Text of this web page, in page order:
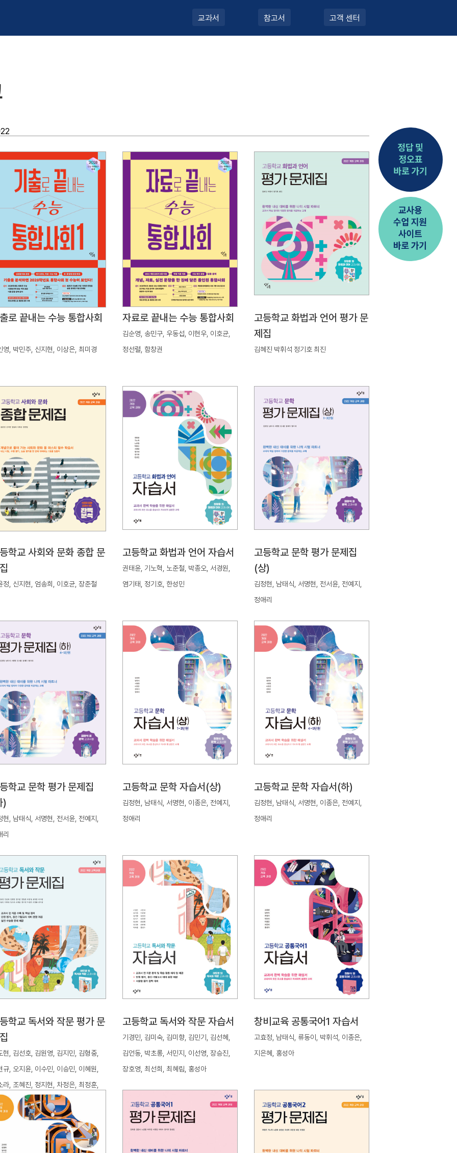
교과서 참고서 고객 센터
로 끝내는 수능 통합사회
영, 박민주, 신지현, 이상은, 최미경
자료로 끝내는 수능 통합사회
김순영, 송민구, 우동섭, 이현우, 이호균,
정선렬, 함창권
고등학교 화법과 언어 평가 문
제집
김혜진 박휘석 정기호 최진
학교 사회와 문화 종합 문
정, 신지현, 엄송희, 이호균, 장준철
고등학교 화법과 언어 자습서
권태윤, 기노혁, 노준철, 박종오, 서경원,
염기태, 정기호, 한성민
고등학교 문학 평가 문제집
(상)
김정현, 남태식, 서명현, 전서윤, 전예지,
정애리
학교 문학 평가 문제집
)
현, 남태식, 서명현, 전서윤, 전예지,
리
고등학교 문학 자습서(상)
김정현, 남태식, 서명현, 이종은, 전예지,
정애리
고등학교 문학 자습서(하)
김정현, 남태식, 서명현, 이종은, 전예지,
정애리
학교 독서와 작문 평가 문
현, 김선호, 김원영, 김지민, 김형중,
규, 오지윤, 이수민, 이승민, 이혜원,
라, 조혜진, 정지현, 차정은, 최정훈,
연
고등학교 독서와 작문 자습서
기경민, 김미숙, 김미향, 김민기, 김선혜,
김언동, 박초롱, 서민지, 이선영, 장승진,
장호영, 최선희, 최혜림, 홍성아
창비교육 공통국어1 자습서
고효정, 남태식, 류동이, 박휘석, 이종은,
지은혜, 홍성아